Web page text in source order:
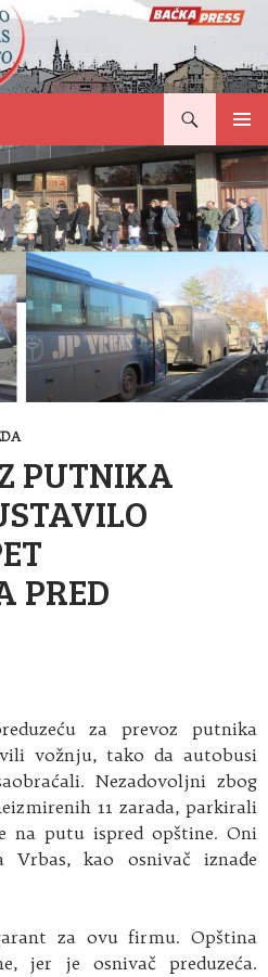
PUTNIKA
PRED
za prevoz putnika
vožnju, tako da autobusi
Nezadovoljni zbog
11 zarada, parkirali
na putu ispred opštine. Oni
kao osnivač iznađe
za ovu firmu. Opština
jer je osnivač preduzeća.